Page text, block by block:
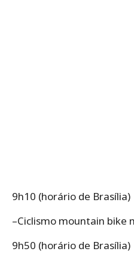
9h10 (horário de Brasília)
–Ciclismo mountain bike
9h50 (horário de Brasília)